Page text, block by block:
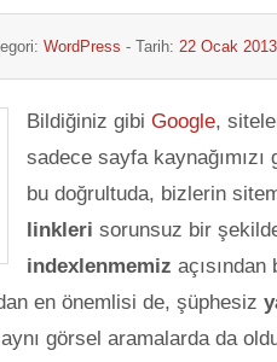
WordPress - Tarih: 22 Ocak 2013
Bildiğiniz gibi Google,
sadece sayfa kaynağımızı
bu doğrultuda, bizlerin
linkleri sorunsuz bir
indexlenmemiz
en önemlisi de, şüphesiz
görsel aramalarda da